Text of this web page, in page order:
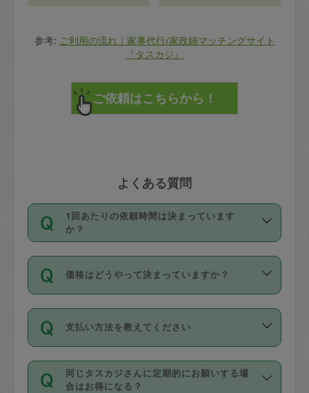
参考: ご利用の流れ｜家事代行/家政婦マッチングサイト
『タスカジ』
よくある質問
1回あたりの依頼時間は決まっています
か？
依頼1回につき3時間固定です。3時間を
超えて依頼したい場合は、延長機能をご
利用ください。機能をご利用いただくに
の上事前申請することが必要です。な
お、3時間を下回っても、値引き等はござ
いません。
価格はどうやって決まっていますか？
11種類の価格帯の中からタスカジさん自
身が価格を選んで設定しています。
タスカジさんの価格設定には最初は制限
があり、レビュー件数、レビューの平均
値、などで除々に設定可能な最高額が上
支払い方法を教えてください
お支払方法はクレジットカード（Visa／
Master／JCB／AMERICAN EXPRESS／
同じタスカジさんに定期的にお願いする場
合はお得になる？